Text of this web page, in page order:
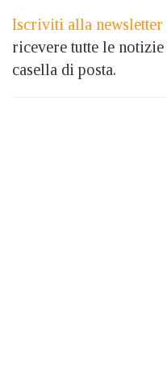
Iscriviti alla
ricevere tutte le
casella di posta.